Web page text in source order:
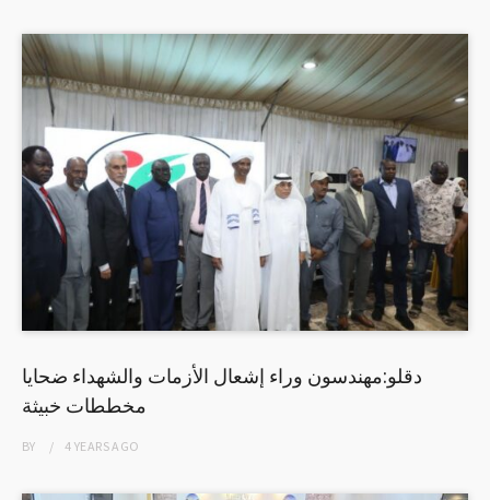
دقلو:مهندسون وراء إشعال الأزمات والشهداء ضحايا
مخططات خبيثة
BY 4 YEARSAGO